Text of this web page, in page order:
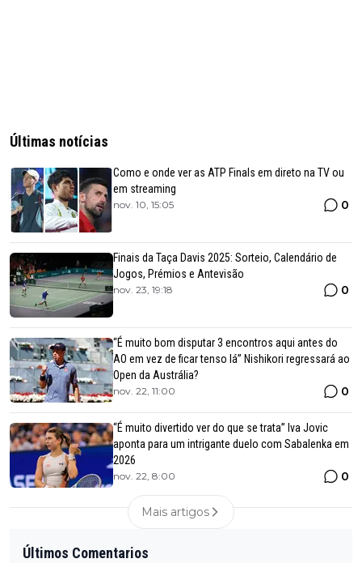
Últimas notícias
Como e onde ver as ATP Finals em direto na TV ou
em streaming
nov. 10, 15:05 0
Finais da Taça Davis 2025: Sorteio, Calendário de
Jogos, Prémios e Antevisão
nov. 23, 19:18 0
“É muito bom disputar 3 encontros aqui antes do
AO em vez de ficar tenso lá” Nishikori regressará ao
Open da Austrália?
nov. 22, 11:00 0
“É muito divertido ver do que se trata” Iva Jovic
aponta para um intrigante duelo com Sabalenka em
2026
nov. 22, 8:00 0
Mais artigos
Últimos Comentarios